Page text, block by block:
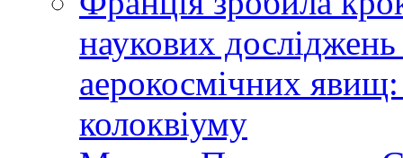
наукових
аерокосмічних
колоквіуму